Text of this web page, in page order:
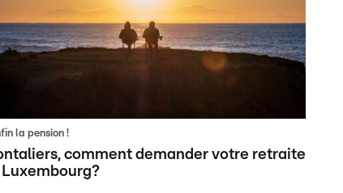
la pension !
comment demander votre retraite